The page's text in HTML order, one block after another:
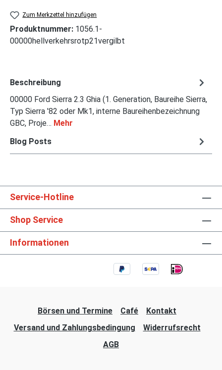
Zum Merkzettel hinzufügen
Produktnummer: 1056.1-
00000hellverkehrsrotp21vergilbt
Beschreibung
00000 Ford Sierra 2.3 Ghia (1. Generation, Baureihe Sierra,
Typ Sierra '82 oder Mk1, interne Baureihenbezeichnung
GBC, Proje… Mehr
Blog Posts
Service-Hotline
Shop Service
Informationen
Börsen und Termine Café
Kontakt
Versand und Zahlungsbedingung
Widerrufsrecht
AGB